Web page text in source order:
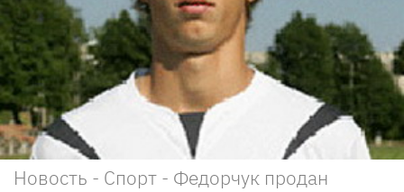
Новость - Спорт - Федорчук продан